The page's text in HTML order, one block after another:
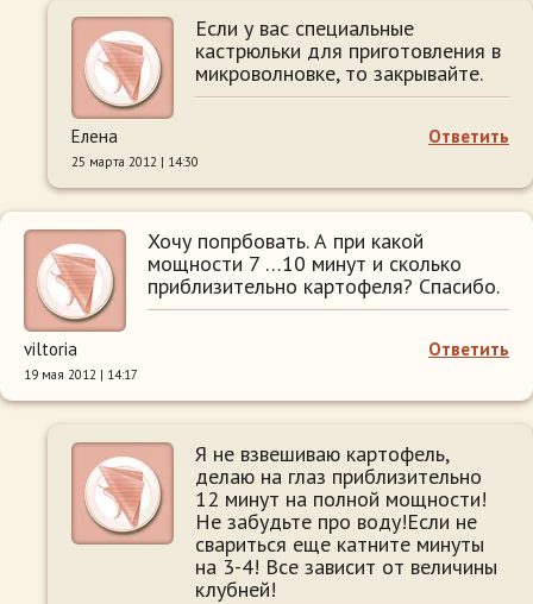
Если у вас специальные
кастрюльки для приготовления в
микроволновке, то закрывайте.
Ответить
Елена
25 марта 2012 | 14:30
Хочу попрбовать. А при какой
мощности 7 …10 минут и сколько
приблизительно картофеля? Спасибо.
Ответить
viltoria
19 мая 2012 | 14:17
Я не взвешиваю картофель,
делаю на глаз приблизительно
12 минут на полной мощности!
Не забудьте про воду!Если не
свариться еще катните минуты
на 3-4! Все зависит от величины
клубней!